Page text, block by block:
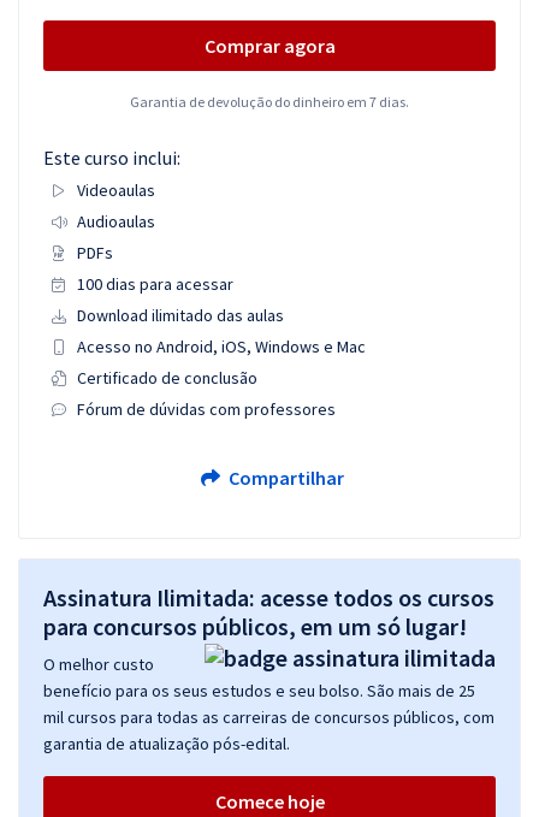
Comprar agora
Garantia de devolução do dinheiro em 7 dias.
Este curso inclui:
Videoaulas
Audioaulas
PDFs
100 dias para acessar
Download ilimitado das aulas
Acesso no Android, iOS, Windows e Mac
Certificado de conclusão
Fórum de dúvidas com professores
Compartilhar
Assinatura Ilimitada: acesse todos os cursos
para concursos públicos, em um só lugar!
O melhor custo
benefício para os seus estudos e seu bolso. São mais de 25
mil cursos para todas as carreiras de concursos públicos, com
garantia de atualização pós-edital.
Comece hoje